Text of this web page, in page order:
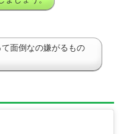
面倒なの嫌がるもの